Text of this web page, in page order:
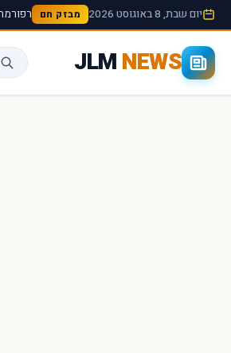
יום שבת, 8 באוגוסט 2026 מבזק חם
JLMNEWS